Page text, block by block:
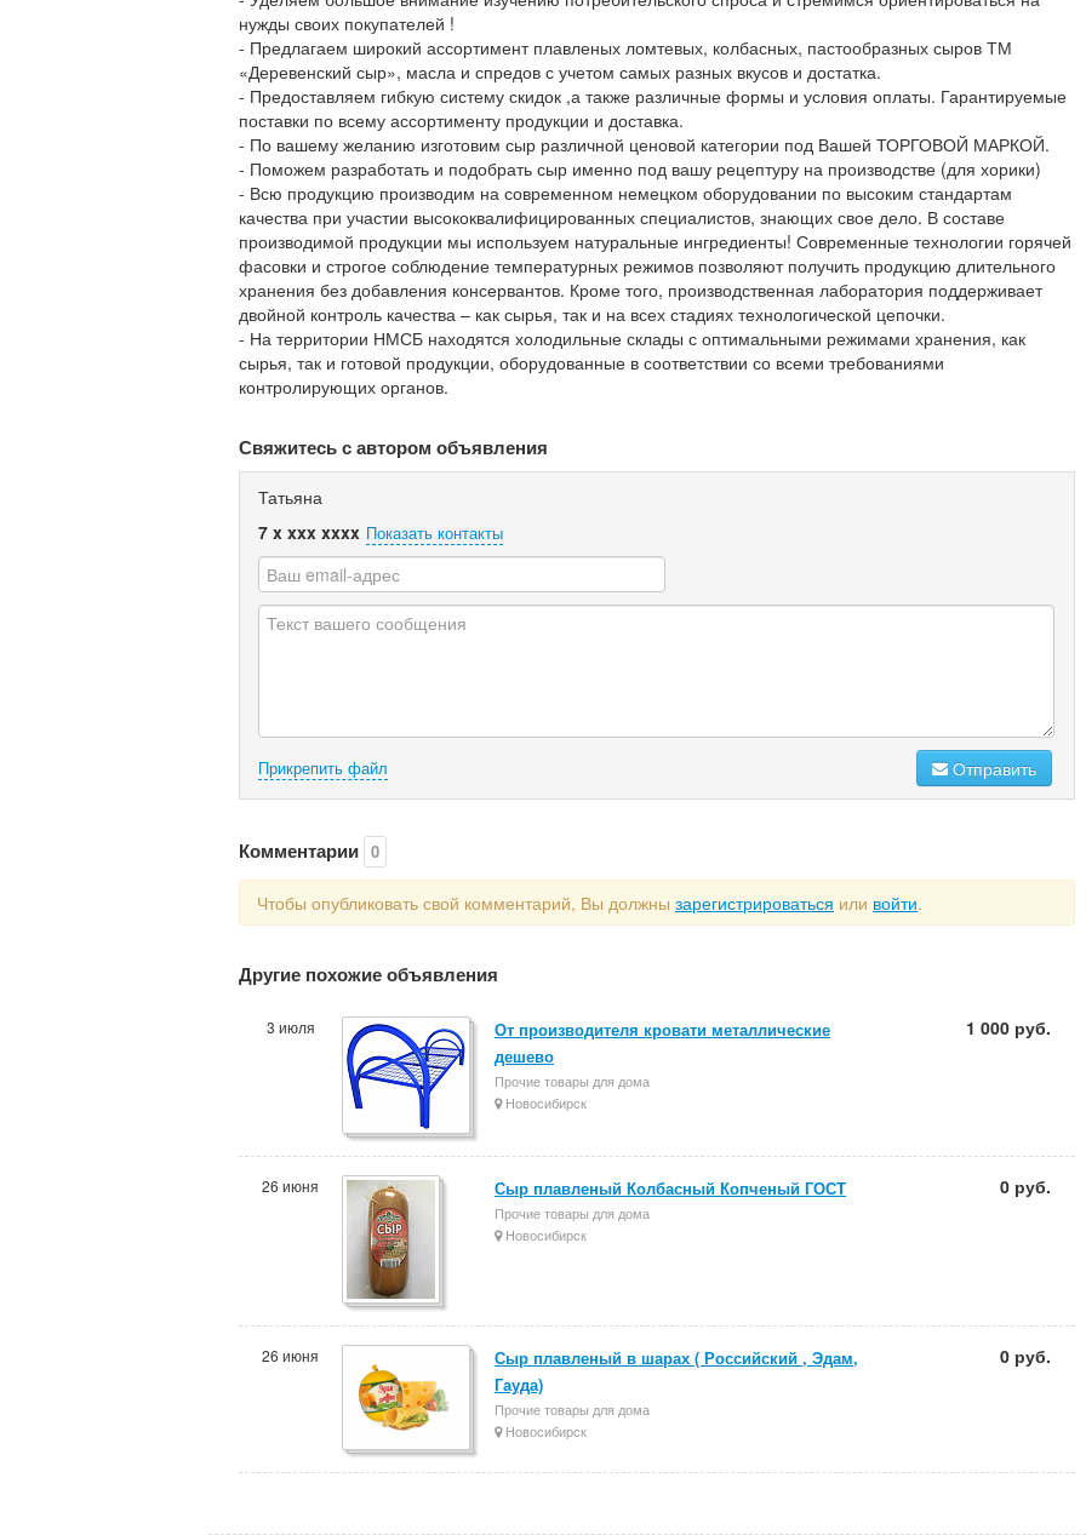
нужды своих покупателей !
- Предлагаем широкий ассортимент плавленых ломтевых, колбасных, пастообразных сыров ТМ
«Деревенский сыр», масла и спредов с учетом самых разных вкусов и достатка.
- Предоставляем гибкую систему скидок ,а также различные формы и условия оплаты. Гарантируемые
поставки по всему ассортименту продукции и доставка.
- По вашему желанию изготовим сыр различной ценовой категории под Вашей ТОРГОВОЙ МАРКОЙ.
- Поможем разработать и подобрать сыр именно под вашу рецептуру на производстве (для хорики)
- Всю продукцию производим на современном немецком оборудовании по высоким стандартам
качества при участии высококвалифицированных специалистов, знающих свое дело. В составе
производимой продукции мы используем натуральные ингредиенты! Современные технологии горячей
фасовки и строгое соблюдение температурных режимов позволяют получить продукцию длительного
хранения без добавления консервантов. Кроме того, производственная лаборатория поддерживает
двойной контроль качества – как сырья, так и на всех стадиях технологической цепочки.
- На территории НМСБ находятся холодильные склады с оптимальными режимами хранения, как
сырья, так и готовой продукции, оборудованные в соответствии со всеми требованиями
контролирующих органов.
Свяжитесь с автором объявления
Татьяна
7 x xxx xxxx Показать контакты
Прикрепить файл Отправить
Комментарии 0
Чтобы опубликовать свой комментарий, Вы должны зарегистрироваться или войти.
Другие похожие объявления
3 июля
От производителя кровати металлические
дешево
Прочие товары для дома
Новосибирск
1 000 руб.
26 июня Сыр плавленый Колбасный Копченый ГОСТ
Прочие товары для дома
Новосибирск
0 руб.
26 июня
Сыр плавленый в шарах ( Российский , Эдам,
Гауда)
Прочие товары для дома
Новосибирск
0 руб.